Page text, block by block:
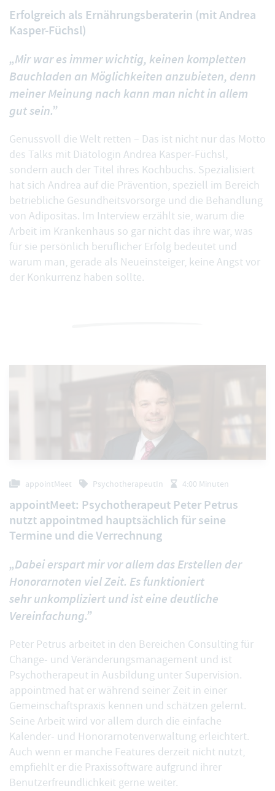
Erfolgreich als Ernährungsberaterin (mit Andrea
Kasper-Füchsl)
„Mir war es immer wichtig, keinen kompletten
Bauchladen an Möglichkeiten anzubieten, denn
meiner Meinung nach kann man nicht in allem
gut sein.”
Genussvoll die Welt retten – Das ist nicht nur das Motto
des Talks mit Diätologin Andrea Kasper-Füchsl,
sondern auch der Titel ihres Kochbuchs. Spezialisiert
hat sich Andrea auf die Prävention, speziell im Bereich
betriebliche Gesundheitsvorsorge und die Behandlung
von Adipositas. Im Interview erzählt sie, warum die
Arbeit im Krankenhaus so gar nicht das ihre war, was
für sie persönlich beruflicher Erfolg bedeutet und
warum man, gerade als Neueinsteiger, keine Angst vor
der Konkurrenz haben sollte.
appointMeet PsychotherapeutIn 4:00 Minuten
appointMeet: Psychotherapeut Peter Petrus
nutzt appointmed hauptsächlich für seine
Termine und die Verrechnung
„Dabei erspart mir vor allem das Erstellen der
Honorarnoten viel Zeit. Es funktioniert
sehr unkompliziert und ist eine deutliche
Vereinfachung.”
Peter Petrus arbeitet in den Bereichen Consulting für
Change- und Veränderungsmanagement und ist
Psychotherapeut in Ausbildung unter Supervision.
appointmed hat er während seiner Zeit in einer
Gemeinschaftspraxis kennen und schätzen gelernt.
Seine Arbeit wird vor allem durch die einfache
Kalender- und Honorarnotenverwaltung erleichtert.
Auch wenn er manche Features derzeit nicht nutzt,
empfiehlt er die Praxissoftware aufgrund ihrer
Benutzerfreundlichkeit gerne weiter.